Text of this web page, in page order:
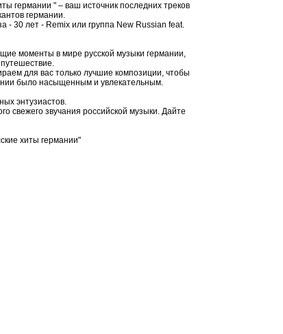
германии " – ваш источник последних треков
германии.
- 30 лет - Remix или группа New Russian feat.
моменты в мире русской музыки германии,
для вас только лучшие композиции, чтобы
было насыщенным и увлекательным.
энтузиастов.
свежего звучания российской музыки. Дайте
хиты германии"